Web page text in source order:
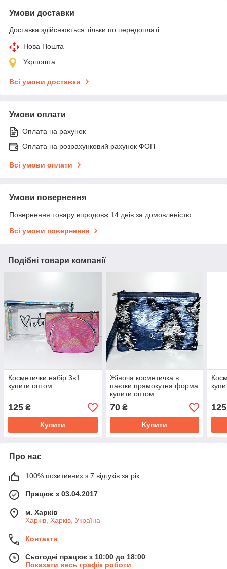
Умови доставки
Доставка здійснюється тільки по передоплаті.
Нова Пошта
Укрпошта
Всі умови доставки
Умови оплати
Оплата на рахунок
Оплата на розрахунковий рахунок ФОП
Всі умови оплати
Умови повернення
Повернення товару впродовж 14 днів за домовленістю
Всі умови повернення
Подібні товари компанії
Косметички набір 3в1
купити оптом
125 ₴
Купити
Жіноча косметичка в
паєтки прямокутна форма
купити оптом
70₴
Купити
125
Про нас
100% позитивних з 7 відгуків за рік
Працює з 03.04.2017
м. Харків
Харків, Харків, Україна
Контакти
Сьогодні працює з 10:00 до 18:00
Показати весь графік роботи